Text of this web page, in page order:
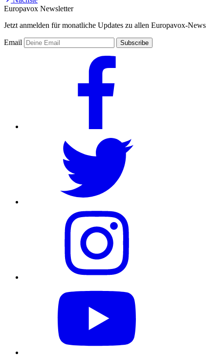
Europavox Newsletter
Jetzt anmelden für monatliche Updates zu allen Europavox-News
Email Subscribe